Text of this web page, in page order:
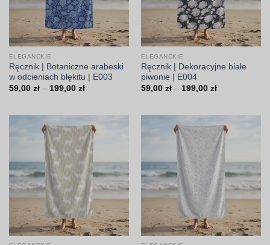
ELEGANCKIE
Ręcznik | Botaniczne arabeski
w odcieniach błękitu | E003
59,00 zł – 199,00 złZakres
199,00 zł
ELEGANCKIE
Ręcznik | Dekoracyjne białe
piwonie | E004
59,00 zł – 199,00 złZakres
199,00 zł